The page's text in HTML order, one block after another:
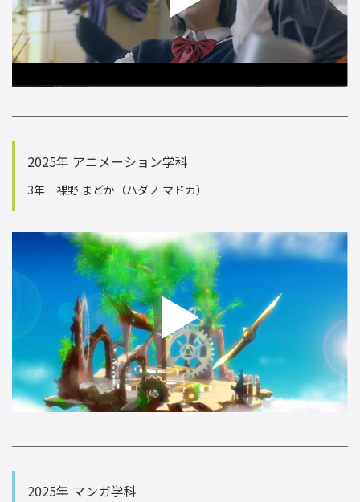
2025年 アニメーション学科
3年 裸野 まどか（ハダノ マドカ）
2025年 マンガ学科